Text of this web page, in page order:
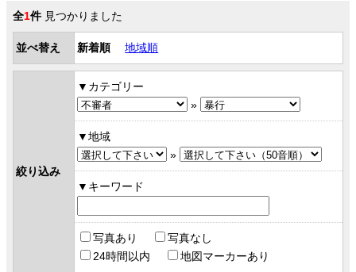
全1件 見つかりました
並べ替え 新着順 地域順
絞り込み
カテゴリー
»
地域
»
キーワード
写真あり
写真なし
24時間以内
地図マーカーあり